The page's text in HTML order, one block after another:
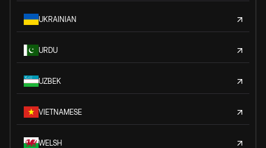
UKRAINIAN
URDU
UZBEK
VIETNAMESE
WELSH